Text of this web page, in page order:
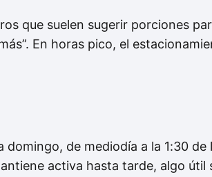
que suelen sugerir porciones
En horas pico, el
domingo, de mediodía a la 1:30 de
activa hasta tarde, algo útil